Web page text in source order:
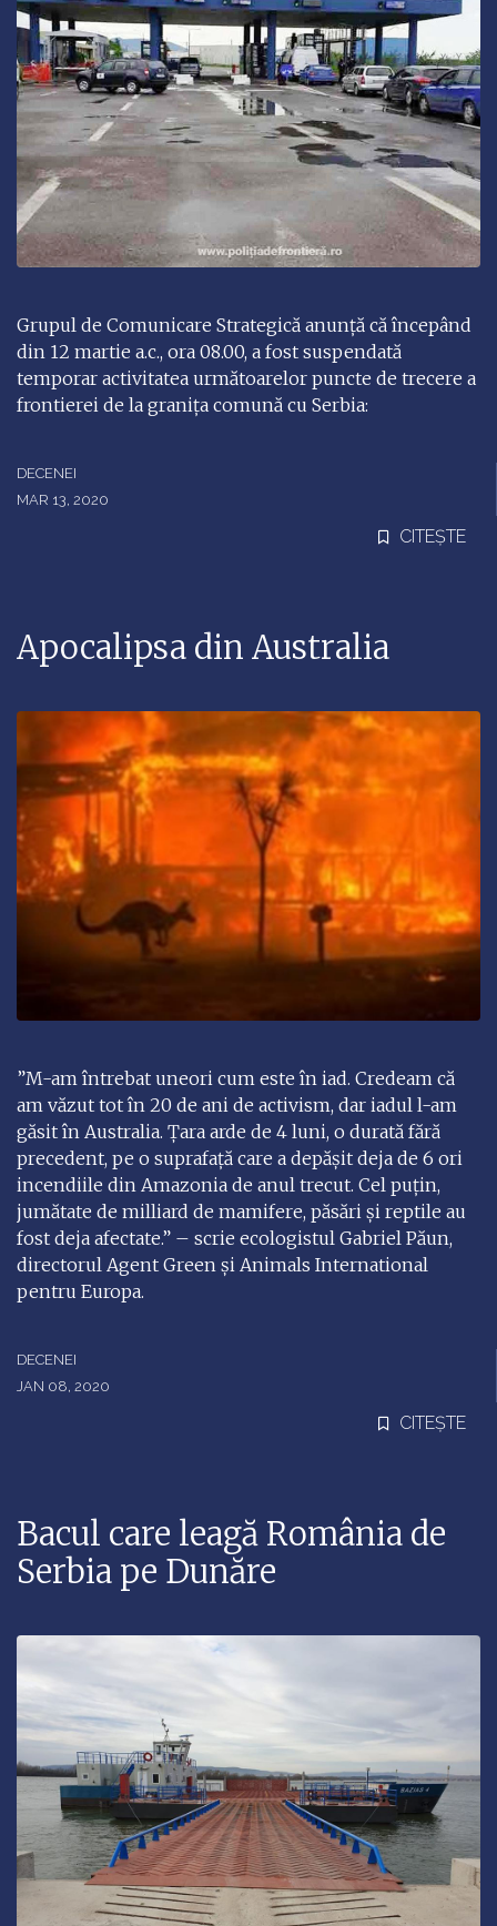
Grupul de Comunicare Strategică anunță că începând
din 12 martie a.c., ora 08.00, a fost suspendată
temporar activitatea următoarelor puncte de trecere a
frontierei de la granița comună cu Serbia:
DECENEI
MAR 13, 2020
CITEȘTE
Apocalipsa din Australia
”M-am întrebat uneori cum este în iad. Credeam că
am văzut tot în 20 de ani de activism, dar iadul l-am
găsit în Australia. Ţara arde de 4 luni, o durată fără
precedent, pe o suprafaţă care a depăşit deja de 6 ori
incendiile din Amazonia de anul trecut. Cel puţin,
jumătate de milliard de mamifere, păsări şi reptile au
fost deja afectate.” – scrie ecologistul Gabriel Păun,
directorul Agent Green şi Animals International
pentru Europa.
DECENEI
JAN 08, 2020
CITEȘTE
Bacul care leagă România de
Serbia pe Dunăre